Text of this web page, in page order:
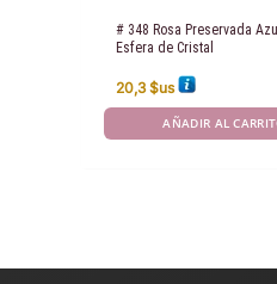
# 348 Rosa Preservada
Esfera de Cristal
20,3$us
AÑADIR AL